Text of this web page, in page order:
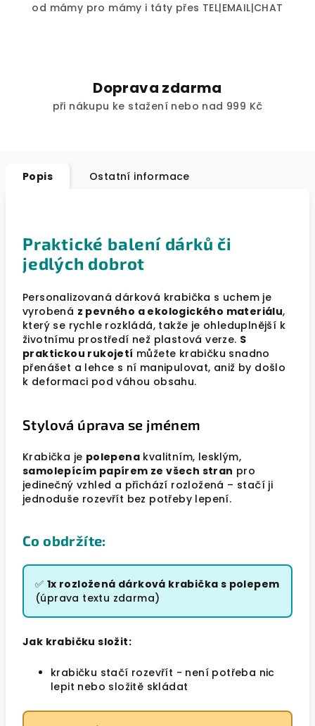
od mámy pro mámy i táty přes TEL|EMAIL|CHAT
Doprava zdarma
při nákupu ke stažení nebo nad 999 Kč
Popis Ostatní informace
Praktické balení dárků či
jedlých dobrot
Personalizovaná dárková krabička s uchem je
vyrobená z pevného a ekologického materiálu,
který se rychle rozkládá, takže je ohleduplnější k
životnímu prostředí než plastová verze. S
praktickou rukojetí můžete krabičku snadno
přenášet a lehce s ní manipulovat, aniž by došlo
k deformaci pod váhou obsahu.
Stylová úprava se jménem
Krabička je polepena kvalitním, lesklým,
samolepícím papírem ze všech stran pro
jedinečný vzhled a přichází rozložená – stačí ji
jednoduše rozevřít bez potřeby lepení.
Co obdržíte:
✅ 1x rozložená dárková krabička s polepem
(úprava textu zdarma)
Jak krabičku složit:
krabičku stačí rozevřít - není potřeba nic
lepit nebo složitě skládat